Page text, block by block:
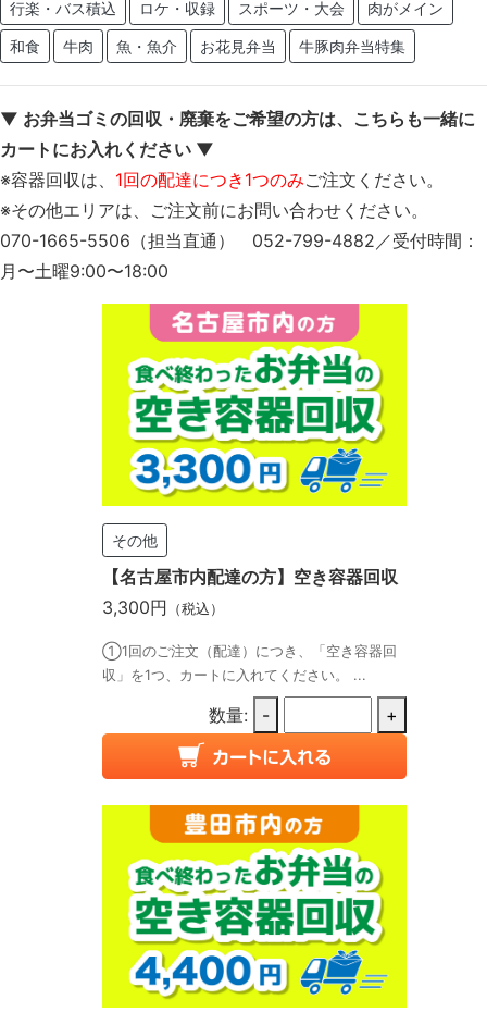
行楽・バス積込 ロケ・収録 スポーツ・大会 肉がメイン
和食 牛肉 魚・魚介 お花見弁当 牛豚肉弁当特集
▼ お弁当ゴミの回収・廃棄をご希望の方は、こちらも一緒に
カートにお入れください ▼
※容器回収は、 1回の配達につき1つのみご注文ください。
※その他エリアは、ご注文前にお問い合わせください。
070-1665-5506（担当直通） 052-799-4882／受付時間：
月〜土曜9:00〜18:00
その他
【名古屋市内配達の方】空き容器回収
3,300円
（税込）
①1回のご注文（配達）につき、「空き容器回
収」を1つ、カートに入れてください。 ...
数量: - +